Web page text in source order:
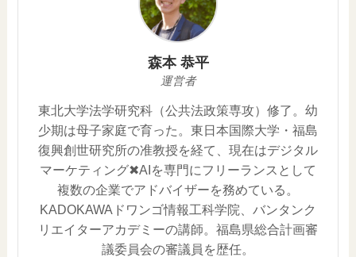
森本 恭平
運営者
東北大学法学研究科（公共法政策専攻）修了。幼
少期は母子家庭で育った。東日本国際大学・福島
復興創世研究所の准教授を経て、現在はデジタル
マーケティング✖︎AIを専門にフリーランスとして
複数の企業でアドバイザーを務めている。
KADOKAWAドワンゴ情報工科学院、バンタンク
リエイターアカデミーの講師。福島県総合計画審
議委員会の審議員を歴任。